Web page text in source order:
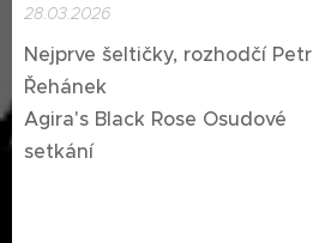
28.03.2026
Nejprve šeltičky, rozhodčí Petr
Řehánek
Agira's Black Rose Osudové
setkání